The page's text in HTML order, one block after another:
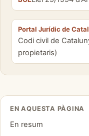
Portal Jurídic de
Codi civil de
propietaris)
EN AQUESTA PÀGINA
En resum